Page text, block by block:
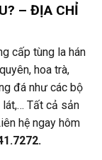
– ĐỊA CHỈ
cấp tùng la hán
hoa trà,
đá như các bộ
Tất cả sản
hệ ngay hôm